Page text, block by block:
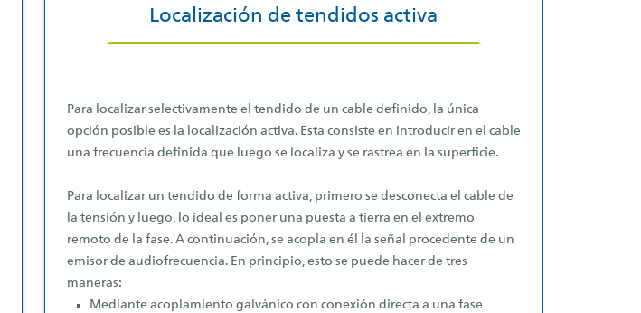
Localización de tendidos activa
Para localizar selectivamente el tendido de un cable definido, la única
opción posible es la localización activa. Esta consiste en introducir en el cable
una frecuencia definida que luego se localiza y se rastrea en la superficie.
Para localizar un tendido de forma activa, primero se desconecta el cable de
la tensión y luego, lo ideal es poner una puesta a tierra en el extremo
remoto de la fase. A continuación, se acopla en él la señal procedente de un
emisor de audiofrecuencia. En principio, esto se puede hacer de tres
maneras:
Mediante acoplamiento galvánico con conexión directa a una fase